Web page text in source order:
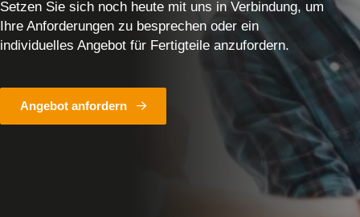
Setzen Sie sich noch heute mit uns in Verbindung, um
Ihre Anforderungen zu besprechen oder ein
individuelles Angebot für Fertigteile anzufordern.
Angebot anfordern